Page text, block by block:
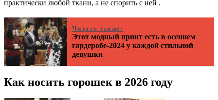
практически любой ткани, а не спорить с ней .
Читать также:
Этот модный принт есть в осеннем
гардеробе-2024 у каждой стильной
девушки
Как носить горошек в 2026 году